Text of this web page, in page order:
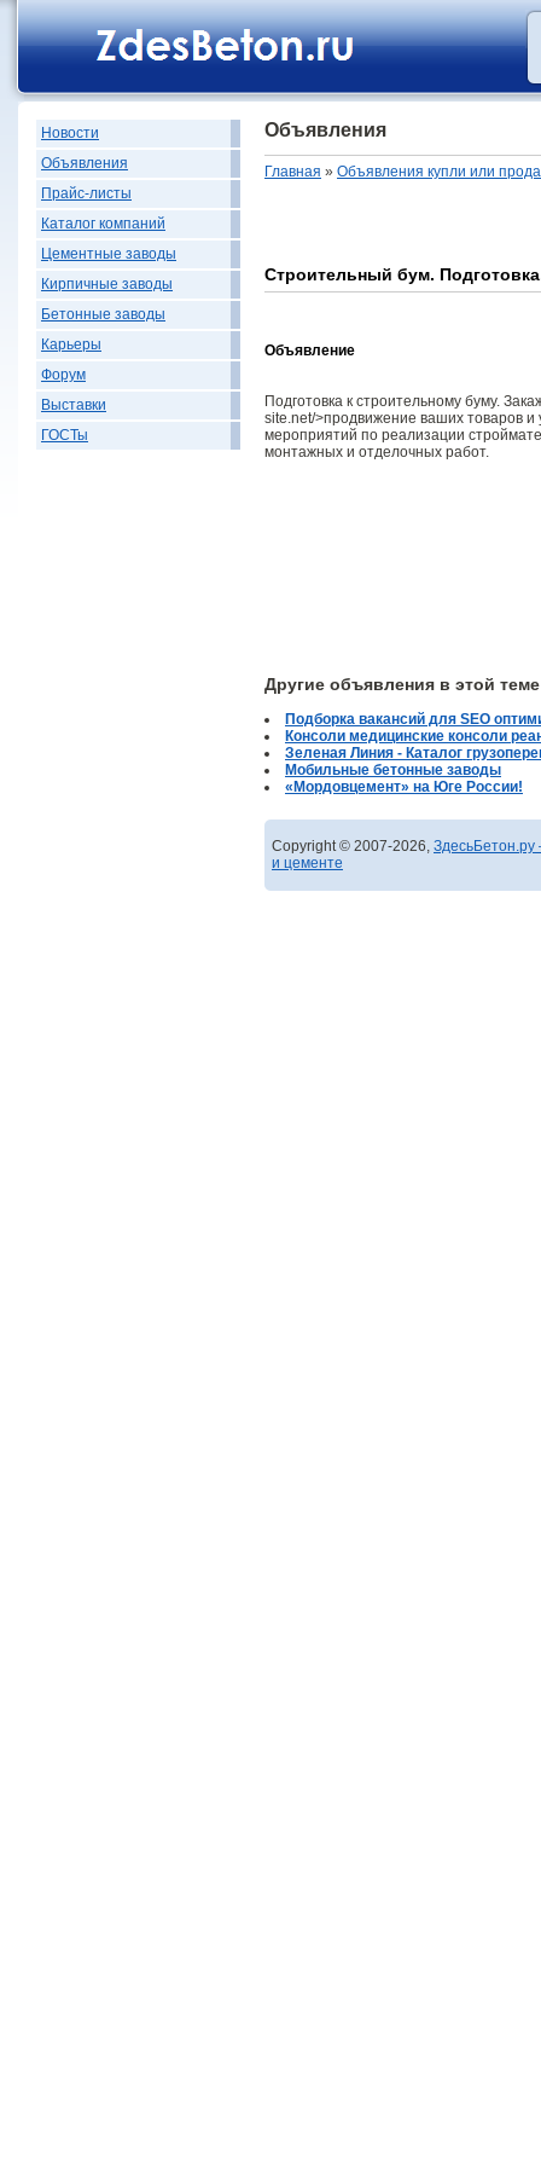
Новости
Объявления
Прайс-листы
Каталог компаний
Цементные заводы
Кирпичные заводы
Бетонные заводы
Карьеры
Форум
Выставки
ГОСТы
Объявления
Главная » Объявления купли или
Строительный бум.
Объявление
Подготовка к строительному буму.
site.net/>продвижение ваших товаров и
мероприятий по реализации
монтажных и отделочных работ.
Другие объявления в этой теме
Подборка вакансий для SEO
Консоли медицинские консоли
Зеленая Линия - Каталог
Мобильные бетонные заводы
«Мордовцемент» на Юге России!
Copyright © 2007-2026,
и цементе